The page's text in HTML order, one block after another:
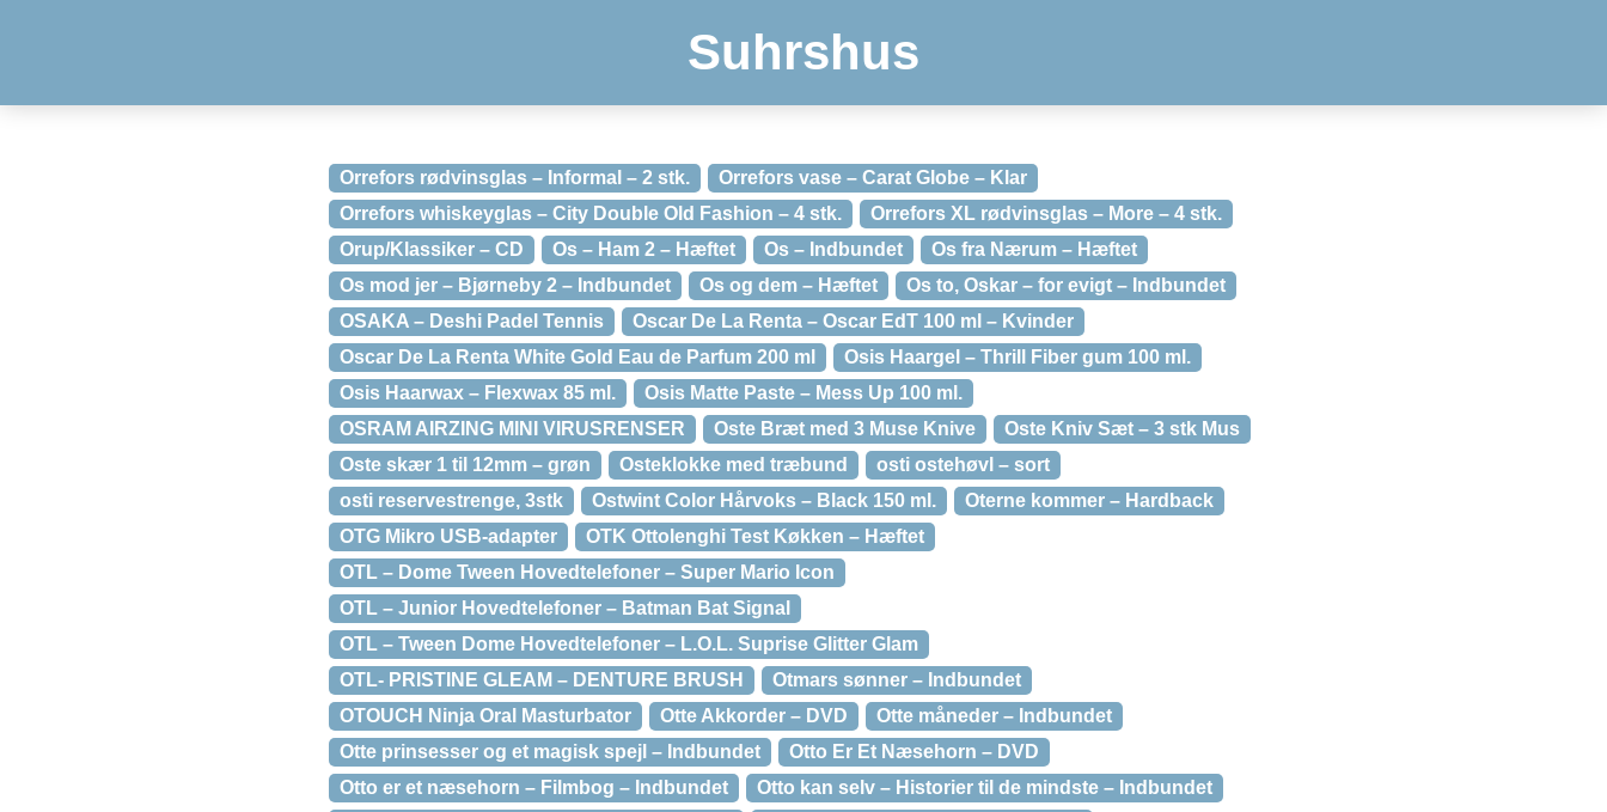
Suhrshus
Orrefors rødvinsglas – Informal – 2 stk.
Orrefors vase – Carat Globe – Klar
Orrefors whiskeyglas – City Double Old Fashion – 4 stk.
Orrefors XL rødvinsglas – More – 4 stk.
Orup/Klassiker – CD
Os – Ham 2 – Hæftet Os – Indbundet
Os fra Nærum – Hæftet
Os mod jer – Bjørneby 2 – Indbundet
Os og dem – Hæftet
Os to, Oskar – for evigt – Indbundet
OSAKA – Deshi Padel Tennis
Oscar De La Renta – Oscar EdT 100 ml – Kvinder
Oscar De La Renta White Gold Eau de Parfum 200 ml
Osis Haargel – Thrill Fiber gum 100 ml.
Osis Haarwax – Flexwax 85 ml.
Osis Matte Paste – Mess Up 100 ml.
OSRAM AIRZING MINI VIRUSRENSER
Oste Bræt med 3 Muse Knive
Oste Kniv Sæt – 3 stk Mus
Oste skær 1 til 12mm – grøn
Osteklokke med træbund
osti ostehøvl – sort
osti reservestrenge, 3stk
Ostwint Color Hårvoks – Black 150 ml.
Oterne kommer – Hardback
OTG Mikro USB-adapter
OTK Ottolenghi Test Køkken – Hæftet
OTL – Dome Tween Hovedtelefoner – Super Mario Icon
OTL – Junior Hovedtelefoner – Batman Bat Signal
OTL – Tween Dome Hovedtelefoner – L.O.L. Suprise Glitter Glam
OTL- PRISTINE GLEAM – DENTURE BRUSH
Otmars sønner – Indbundet
OTOUCH Ninja Oral Masturbator
Otte Akkorder – DVD
Otte måneder – Indbundet
Otte prinsesser og et magisk spejl – Indbundet
Otto Er Et Næsehorn – DVD
Otto er et næsehorn – Filmbog – Indbundet
Otto kan selv – Historier til de mindste – Indbundet